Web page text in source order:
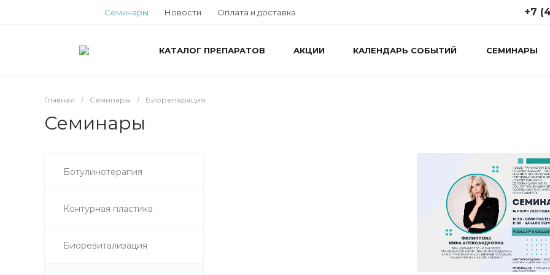
Семинары Новости Оплата и доставка +7
+7
КАТАЛОГ ПРЕПАРАТОВ АКЦИИ КАЛЕНДАРЬ СОБЫТИЙ СЕМИНАРЫ
Главная / Семинары / Биорепарация
Семинары
Ботулинотерапия
Контурная пластика
Биоревитализация